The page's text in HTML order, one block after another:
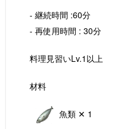
- 継続時間 :60分
- 再使用時間 : 30分
料理見習いLv.1以上
材料
魚類 ✕ 1